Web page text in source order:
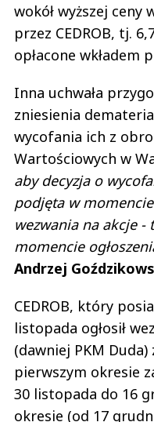
wokół wyższej ceny
przez CEDROB, tj.
opłacone wkładem
Inna uchwała
zniesienia
wycofania ich z
Wartościowych w
aby decyzja o
podjęta w
wezwania na akcje
momencie
Andrzej
CEDROB, który
listopada ogłosił
(dawniej PKM
pierwszym okresie
30 listopada do 16
okresie (od 17